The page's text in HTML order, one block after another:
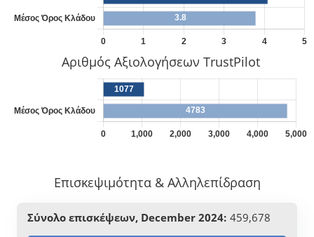
Αριθμός Αξιολογήσεων TrustPilot
Επισκεψιμότητα & Αλληλεπίδραση
Σύνολο επισκέψεων, December 2024: 459,678